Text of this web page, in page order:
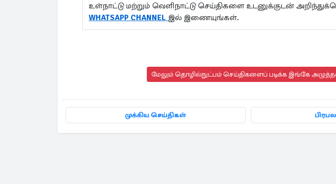
உள்நாட்டு மற்றும் வெளிநாட்டு செய்திகளை உடனுக்குடன்
WHATSAPP CHANNEL இல் இணையுங்கள்.
மேலும் தொழில்நுட்பம் செய்திகளைப் படிக்க இங்கே
முக்கிய செய்திகள்